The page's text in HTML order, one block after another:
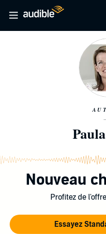
Nouveau
Profitez de
Essayez